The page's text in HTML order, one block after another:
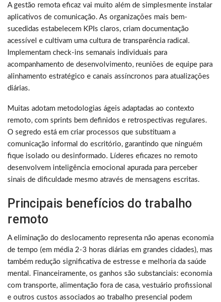
A gestão remota eficaz vai muito além de simplesmente instalar
aplicativos de comunicação. As organizações mais bem-
sucedidas estabelecem KPIs claros, criam documentação
acessível e cultivam uma cultura de transparência radical.
Implementam check-ins semanais individuais para
acompanhamento de desenvolvimento, reuniões de equipe para
alinhamento estratégico e canais assíncronos para atualizações
diárias.
Muitas adotam metodologias ágeis adaptadas ao contexto
remoto, com sprints bem definidos e retrospectivas regulares.
O segredo está em criar processos que substituam a
comunicação informal do escritório, garantindo que ninguém
fique isolado ou desinformado. Líderes eficazes no remoto
desenvolvem inteligência emocional apurada para perceber
sinais de dificuldade mesmo através de mensagens escritas.
Principais benefícios do trabalho
remoto
A eliminação do deslocamento representa não apenas economia
de tempo (em média 2-3 horas diárias em grandes cidades), mas
também redução significativa de estresse e melhoria da saúde
mental. Financeiramente, os ganhos são substanciais: economia
com transporte, alimentação fora de casa, vestuário profissional
e outros custos associados ao trabalho presencial podem